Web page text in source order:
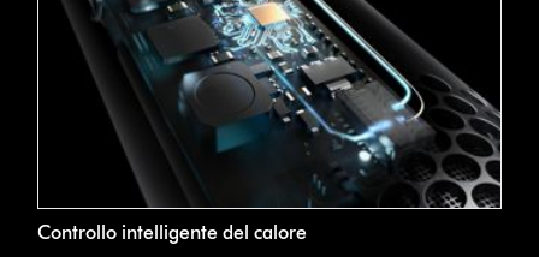
Controllo intelligente del calore